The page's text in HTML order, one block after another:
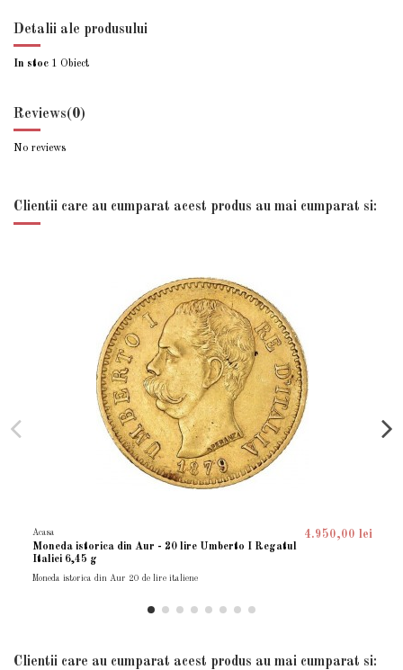
Detalii ale produsului
In stoc 1 Obiect
Reviews(0)
No reviews
Clientii care au cumparat acest produs au mai cumparat si:
Acasa
Moneda istorica din Aur - 20 lire Umberto I Regatul
Italiei 6,45 g
4.950,00 lei
Moneda istorica din Aur 20 de lire italiene
Clientii care au cumparat acest produs au mai cumparat si: